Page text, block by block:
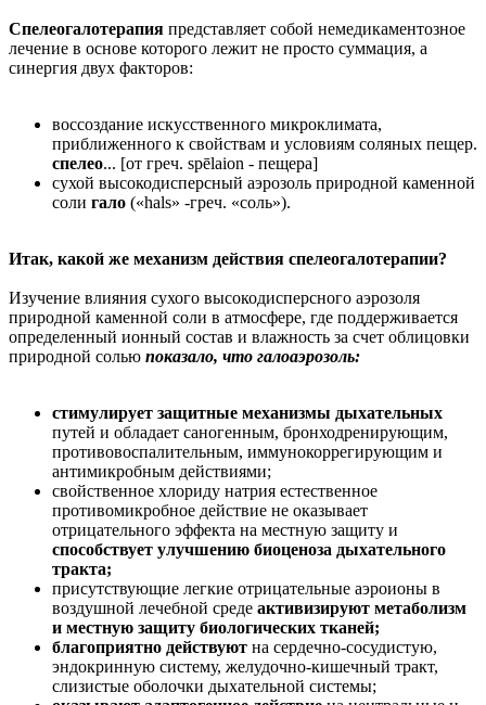
Спелеогалотерапия представляет собой немедикаментозное
лечение в основе которого лежит не просто суммация, а
синергия двух факторов:
воссоздание искусственного микроклимата,
приближенного к свойствам и условиям соляных пещер.
спелео... [от греч. spēlaion - пещера]
сухой высокодисперсный аэрозоль природной каменной
соли гало («hals» -греч. «соль»).
Итак, какой же механизм действия спелеогалотерапии?
Изучение влияния сухого высокодисперсного аэрозоля
природной каменной соли в атмосфере, где поддерживается
определенный ионный состав и влажность за счет облицовки
природной солью показало, что галоаэрозоль:
стимулирует защитные механизмы дыхательных
путей и обладает саногенным, бронходренирующим,
противовоспалительным, иммунокоррегирующим и
антимикробным действиями;
свойственное хлориду натрия естественное
противомикробное действие не оказывает
отрицательного эффекта на местную защиту и
способствует улучшению биоценоза дыхательного
тракта;
присутствующие легкие отрицательные аэроионы в
воздушной лечебной среде активизируют метаболизм
и местную защиту биологических тканей;
благоприятно действуют на сердечно-сосудистую,
эндокринную систему, желудочно-кишечный тракт,
слизистые оболочки дыхательной системы;